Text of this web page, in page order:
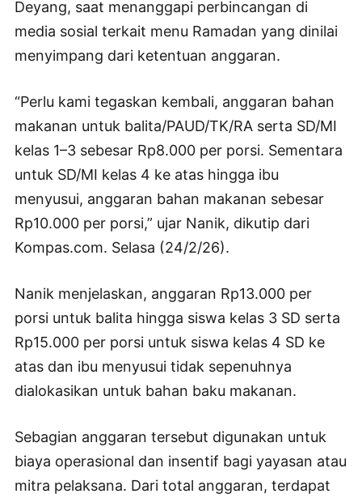
Deyang, saat menanggapi perbincangan di
media sosial terkait menu Ramadan yang dinilai
menyimpang dari ketentuan anggaran.
“Perlu kami tegaskan kembali, anggaran bahan
makanan untuk balita/PAUD/TK/RA serta SD/MI
kelas 1–3 sebesar Rp8.000 per porsi. Sementara
untuk SD/MI kelas 4 ke atas hingga ibu
menyusui, anggaran bahan makanan sebesar
Rp10.000 per porsi,” ujar Nanik, dikutip dari
Kompas.com. Selasa (24/2/26).
Nanik menjelaskan, anggaran Rp13.000 per
porsi untuk balita hingga siswa kelas 3 SD serta
Rp15.000 per porsi untuk siswa kelas 4 SD ke
atas dan ibu menyusui tidak sepenuhnya
dialokasikan untuk bahan baku makanan.
Sebagian anggaran tersebut digunakan untuk
biaya operasional dan insentif bagi yayasan atau
mitra pelaksana. Dari total anggaran, terdapat